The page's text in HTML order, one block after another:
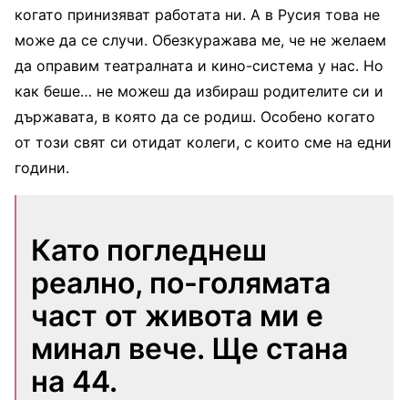
когато принизяват работата ни. А в Русия това не
може да се случи. Обезкуражава ме, че не желаем
да оправим театралната и кино-система у нас. Но
как беше… не можеш да избираш родителите си и
държавата, в която да се родиш. Особено когато
от този свят си отидат колеги, с които сме на едни
години.
Като погледнеш
реално, по-голямата
част от живота ми е
минал вече. Ще стана
на 44.